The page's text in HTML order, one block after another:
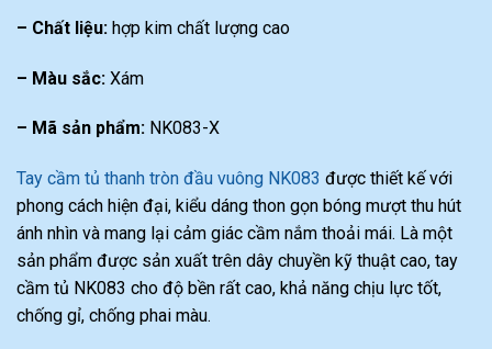
– Chất liệu: hợp kim chất lượng cao
– Màu sắc: Xám
– Mã sản phẩm: NK083-X
Tay cầm tủ thanh tròn đầu vuông NK083 được thiết kế với
phong cách hiện đại, kiểu dáng thon gọn bóng mượt thu hút
ánh nhìn và mang lại cảm giác cầm nắm thoải mái. Là một
sản phẩm được sản xuất trên dây chuyền kỹ thuật cao, tay
cầm tủ NK083 cho độ bền rất cao, khả năng chịu lực tốt,
chống gỉ, chống phai màu.